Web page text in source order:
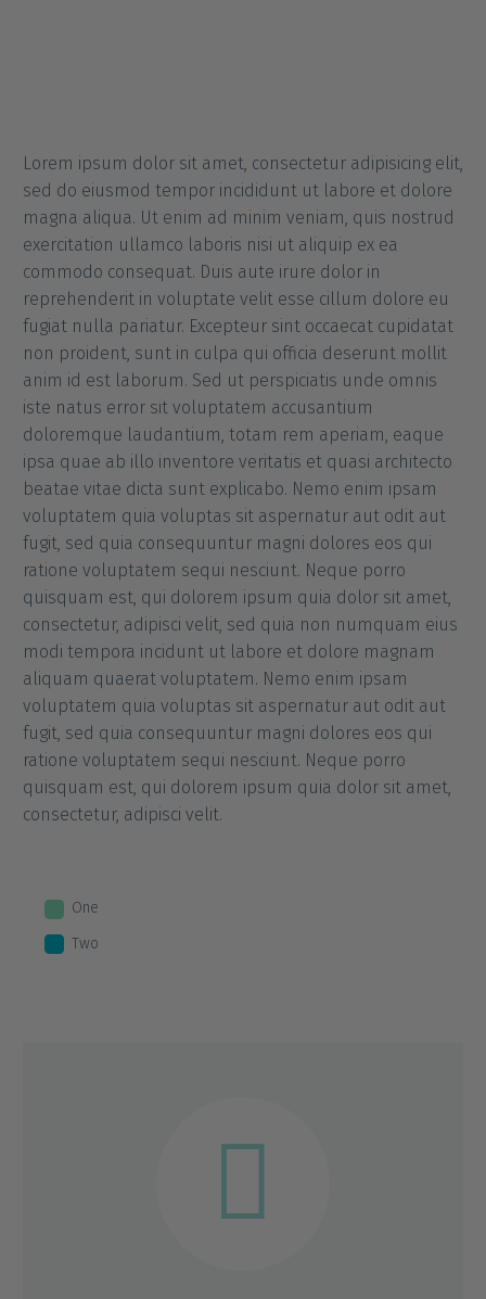
Lorem ipsum dolor sit amet, consectetur adipisicing elit,
sed do eiusmod tempor incididunt ut labore et dolore
magna aliqua. Ut enim ad minim veniam, quis nostrud
exercitation ullamco laboris nisi ut aliquip ex ea
commodo consequat. Duis aute irure dolor in
reprehenderit in voluptate velit esse cillum dolore eu
fugiat nulla pariatur. Excepteur sint occaecat cupidatat
non proident, sunt in culpa qui officia deserunt mollit
anim id est laborum. Sed ut perspiciatis unde omnis
iste natus error sit voluptatem accusantium
doloremque laudantium, totam rem aperiam, eaque
ipsa quae ab illo inventore veritatis et quasi architecto
beatae vitae dicta sunt explicabo. Nemo enim ipsam
voluptatem quia voluptas sit aspernatur aut odit aut
fugit, sed quia consequuntur magni dolores eos qui
ratione voluptatem sequi nesciunt. Neque porro
quisquam est, qui dolorem ipsum quia dolor sit amet,
consectetur, adipisci velit, sed quia non numquam eius
modi tempora incidunt ut labore et dolore magnam
aliquam quaerat voluptatem. Nemo enim ipsam
voluptatem quia voluptas sit aspernatur aut odit aut
fugit, sed quia consequuntur magni dolores eos qui
ratione voluptatem sequi nesciunt. Neque porro
quisquam est, qui dolorem ipsum quia dolor sit amet,
consectetur, adipisci velit.
One
Two

